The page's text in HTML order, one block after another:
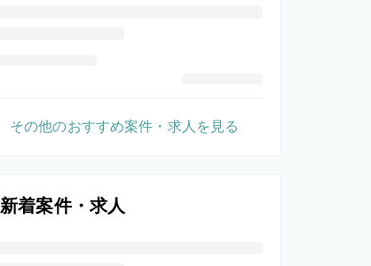
その他のおすすめ案件・求人を見る
新着案件・求人